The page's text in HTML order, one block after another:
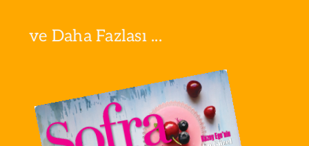
ve Daha Fazlası ...